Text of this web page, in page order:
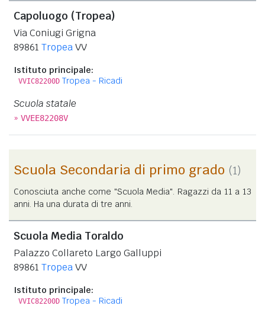
Capoluogo (Tropea)
Via Coniugi Grigna
89861 TropeaVV
Istituto principale:
VVIC82200D Tropea - Ricadi
Scuola statale
» VVEE82208V
Scuola Secondaria di primo grado (1)
Conosciuta anche come "Scuola Media". Ragazzi da 11 a 13
anni. Ha una durata di tre anni.
Scuola Media Toraldo
Palazzo Collareto Largo Galluppi
89861 TropeaVV
Istituto principale:
VVIC82200D Tropea - Ricadi